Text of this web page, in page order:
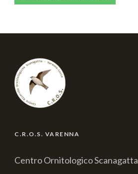
C.R.O.S. VARENNA
Centro Ornitologico Scanagatta